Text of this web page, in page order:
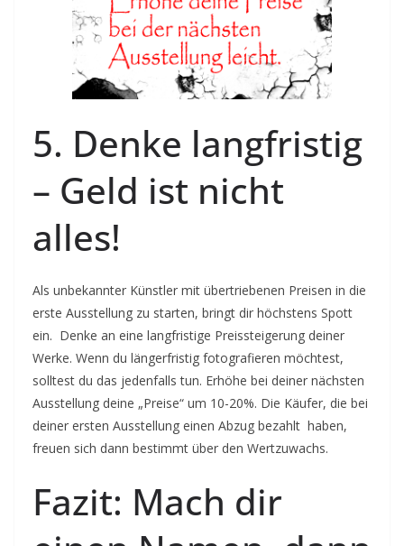
5. Denke langfristig
– Geld ist nicht
alles!
Als unbekannter Künstler mit übertriebenen Preisen in die
erste Ausstellung zu starten, bringt dir höchstens Spott
ein. Denke an eine langfristige Preissteigerung deiner
Werke. Wenn du längerfristig fotografieren möchtest,
solltest du das jedenfalls tun. Erhöhe bei deiner nächsten
Ausstellung deine „Preise“ um 10-20%. Die Käufer, die bei
deiner ersten Ausstellung einen Abzug bezahlt haben,
freuen sich dann bestimmt über den Wertzuwachs.
Fazit: Mach dir